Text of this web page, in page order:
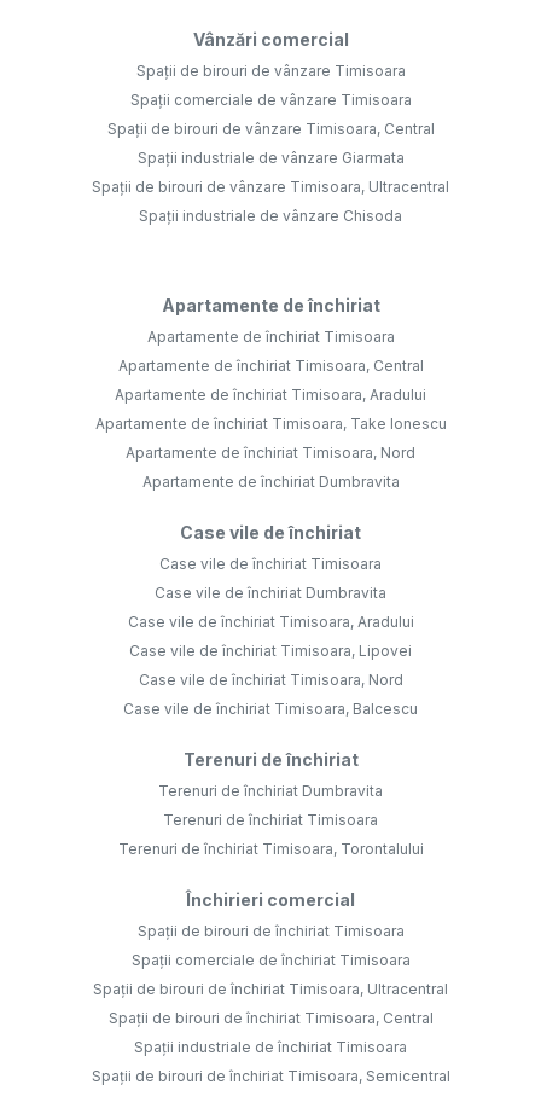
Vânzări comercial
Spații de birouri de vânzare Timisoara
Spații comerciale de vânzare Timisoara
Spații de birouri de vânzare Timisoara, Central
Spații industriale de vânzare Giarmata
Spații de birouri de vânzare Timisoara, Ultracentral
Spații industriale de vânzare Chisoda
Apartamente de închiriat
Apartamente de închiriat Timisoara
Apartamente de închiriat Timisoara, Central
Apartamente de închiriat Timisoara, Aradului
Apartamente de închiriat Timisoara, Take Ionescu
Apartamente de închiriat Timisoara, Nord
Apartamente de închiriat Dumbravita
Case vile de închiriat
Case vile de închiriat Timisoara
Case vile de închiriat Dumbravita
Case vile de închiriat Timisoara, Aradului
Case vile de închiriat Timisoara, Lipovei
Case vile de închiriat Timisoara, Nord
Case vile de închiriat Timisoara, Balcescu
Terenuri de închiriat
Terenuri de închiriat Dumbravita
Terenuri de închiriat Timisoara
Terenuri de închiriat Timisoara, Torontalului
Închirieri comercial
Spații de birouri de închiriat Timisoara
Spații comerciale de închiriat Timisoara
Spații de birouri de închiriat Timisoara, Ultracentral
Spații de birouri de închiriat Timisoara, Central
Spații industriale de închiriat Timisoara
Spații de birouri de închiriat Timisoara, Semicentral